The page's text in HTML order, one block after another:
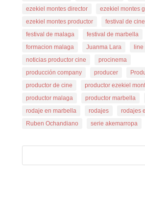
ezekiel montes director
ezekiel montes
ezekiel montes productor
festival de
festival de malaga
festival de marbella
formacion malaga
Juanma Lara
line
noticias productor cine
procinema
producción company
producer
productor de cine
productor ezekiel
productor malaga
productor marbella
rodaje en marbella
rodajes
rodajes
Ruben Ochandiano
serie akemarropa